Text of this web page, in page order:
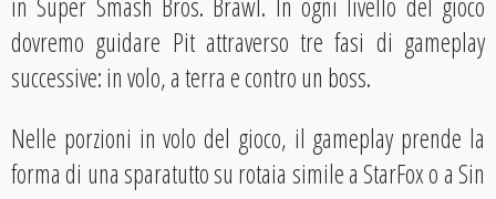
in Super Smash Bros. Brawl. In ogni livello del gioco
dovremo guidare Pit attraverso tre fasi di gameplay
successive: in volo, a terra e contro un boss.
Nelle porzioni in volo del gioco, il gameplay prende la
forma di una sparatutto su rotaia simile a StarFox o a Sin